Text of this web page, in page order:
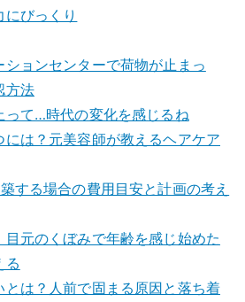
びっくり
ションセンターで荷物が止まっ
方法
って…時代の変化を感じるね
は？元美容師が教えるヘアケア
する場合の費用目安と計画の考え
目元のくぼみで年齢を感じ始めた
る
とは？人前で固まる原因と落ち着